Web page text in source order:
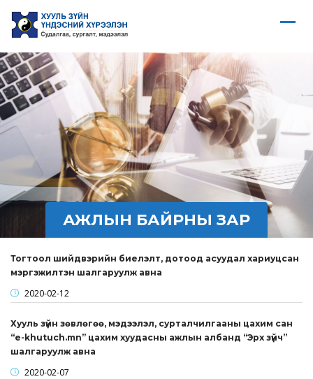
АЖЛЫН БАЙРНЫ ЗАР
Тогтоол шийдвэрийн биелэлт, дотоод асуудал хариуцсан
мэргэжилтэн шалгаруулж авна
2020-02-12
Хууль зүйн зөвлөгөө, мэдээлэл, сурталчилгааны цахим сан
“e-khutuch.mn” цахим хуудасны ажлын албанд “Эрх зүйч”
шалгаруулж авна
2020-02-07